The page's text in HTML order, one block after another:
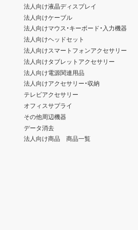
法人向け液晶ディスプレイ
法人向けケーブル
法人向けマウス・キーボード・入力機器
法人向けヘッドセット
法人向けスマートフォンアクセサリー
法人向けタブレットアクセサリー
法人向け電源関連用品
法人向けアクセサリー・収納
テレビアクセサリー
オフィスサプライ
その他周辺機器
データ消去
法人向け商品 商品一覧